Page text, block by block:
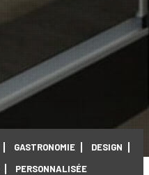
GASTRONOMIE
DESIGN
PERSONNALISÉE